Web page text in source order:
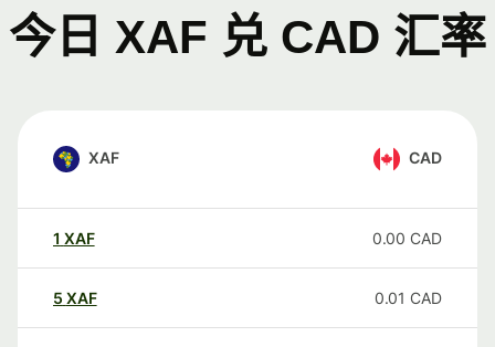
今日 XAF 兑 CAD 汇率
XAF CAD
1 XAF 0.00 CAD
5 XAF 0.01 CAD